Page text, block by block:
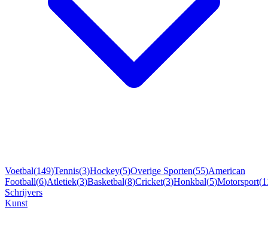
Voetbal(149)Tennis(3)Hockey(5)Overige Sporten(55)American
Football(6)Atletiek(3)Basketbal(8)Cricket(3)Honkbal(5)Motorsport(
Schrijvers
Kunst